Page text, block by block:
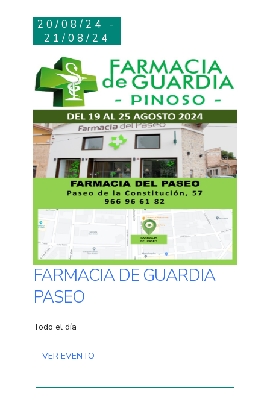
20/08/24 -
21/08/24
FARMACIA DE GUARDIA
PASEO
Todo el día
VER EVENTO